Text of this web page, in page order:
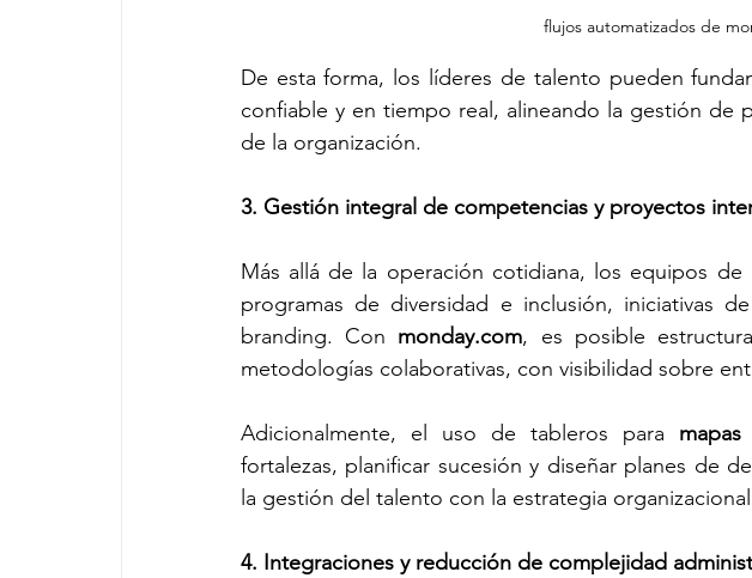
flujos automatizados de
De esta forma, los líderes de talento pueden
confiable y en tiempo real, alineando la gestión de
de la organización.
3. Gestión integral de competencias y proyectos
Más allá de la operación cotidiana, los equipos
programas de diversidad e inclusión, iniciativas
branding. Con monday.com, es posible
metodologías colaborativas, con visibilidad sobre
Adicionalmente, el uso de tableros para
fortalezas, planificar sucesión y diseñar planes de
la gestión del talento con la estrategia
4. Integraciones y reducción de complejidad